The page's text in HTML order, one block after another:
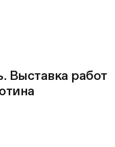
Выставка работ